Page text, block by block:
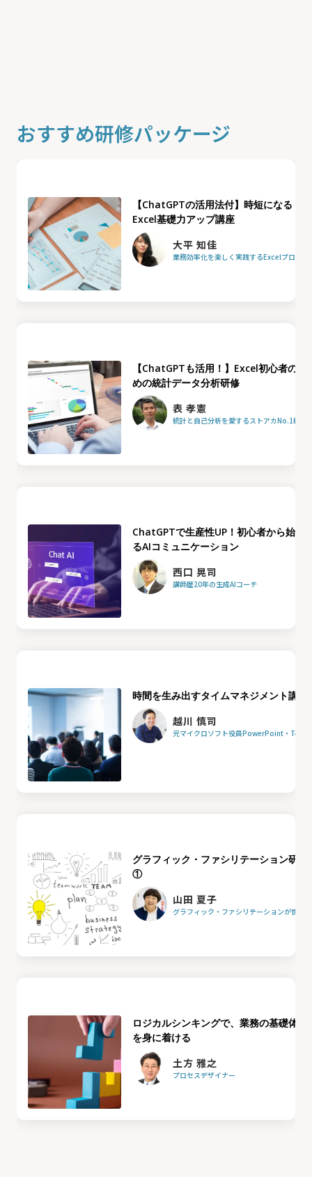
おすすめ研修パッケージ
【ChatGPTの活用法付】時短になる
Excel基礎力アップ講座
大平 知佳
業務効率化を楽しく実践するExcelプロフェ
【ChatGPTも活用！】Excel初心者のた
めの統計データ分析研修
表 孝憲
統計と自己分析を愛するストアカNo.1統計
ChatGPTで生産性UP！初心者から始め
るAIコミュニケーション
西口 晃司
講師歴20年の生成AIコーチ
時間を生み出すタイムマネジメント講座
越川 慎司
元マイクロソフト役員PowerPoint・
グラフィック・ファシリテーション研修
①
山田 夏子
グラフィック・ファシリテーションが世界
ロジカルシンキングで、業務の基礎体力
を身に着ける
土方 雅之
プロセスデザイナー